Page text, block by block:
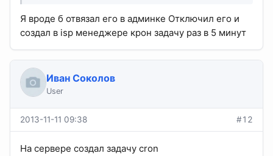
Я вроде б отвязал его в админке Отключил его и
создал в isp менеджере крон задачу раз в 5 минут
Иван Соколов
User
2013-11-11 09:38 #12
На сервере создал задачу cron